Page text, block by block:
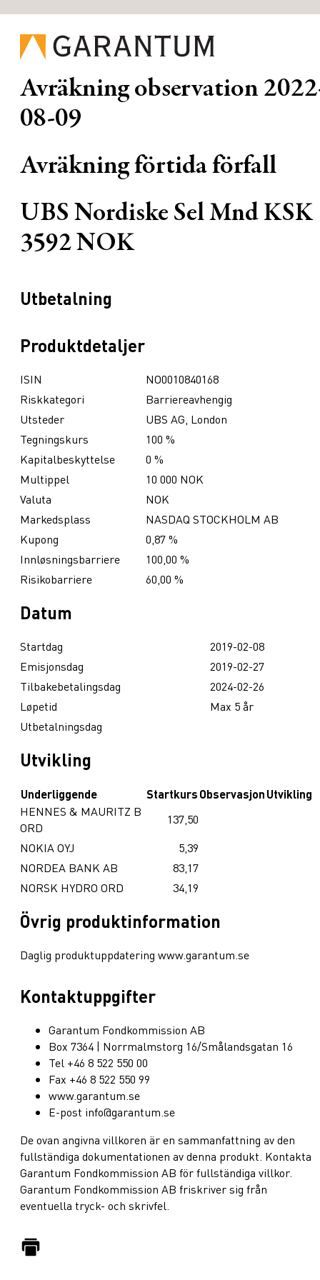
Avräkning observation
08-09
Avräkning förtida förfall
UBS Nordiske Sel Mnd KSK
3592 NOK
Utbetalning
Produktdetaljer
ISIN
NO0010840168
Riskkategori
Barriereavhengig
Utsteder
UBS AG, London
Tegningskurs
100 %
Kapitalbeskyttelse
0 %
Multippel
10 000 NOK
Valuta
NOK
Markedsplass
NASDAQ STOCKHOLM AB
Kupong
0,87 %
Innløsningsbarriere
100,00 %
Risikobarriere
60,00 %
Datum
Startdag
2019-02-08
Emisjonsdag
2019-02-27
Tilbakebetalingsdag
2024-02-26
Løpetid
Max 5 år
Utbetalningsdag
Utvikling
Underliggende StartkursObservasjonUtvikling
HENNES & MAURITZ B
ORD
137,50
NOKIA OYJ
5,39
NORDEA BANK AB
83,17
NORSK HYDRO ORD
34,19
Övrig produktinformation
Daglig produktuppdatering www.garantum.se
Kontaktuppgifter
Garantum Fondkommission AB
Box 7364 | Norrmalmstorg 16/Smålandsgatan 16
Tel +46 8 522 550 00
Fax +46 8 522 550 99
www.garantum.se
E-post info@garantum.se
De ovan angivna villkoren är en sammanfattning av den
fullständiga dokumentationen av denna produkt. Kontakta
Garantum Fondkommission AB för fullständiga villkor.
Garantum Fondkommission AB friskriver sig från
eventuella tryck- och skrivfel.